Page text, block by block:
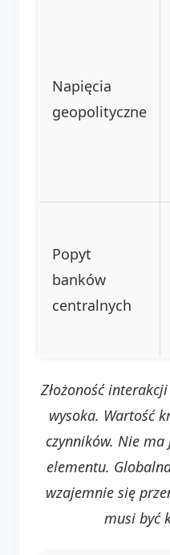
Napięcia
geopolityczne
Popyt
banków
centralnych
Złożoność
wysoka. Wartość
czynników. Nie
elementu.
wzajemnie się
musi być